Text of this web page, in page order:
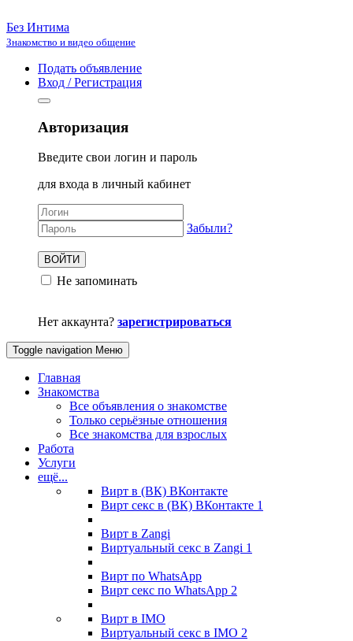
Без Интима
Знакомство и видео общение
Подать объявление
Вход / Регистрация
Авторизация
Введите свои логин и пароль
для входа в личный кабинет
Забыли?
ВОЙТИ
Не запоминать
Нет аккаунта? зарегистрироваться
Toggle navigation Меню
Главная
Знакомства
Все объявления о знакомстве
Только серьёзные отношения
Все знакомства для взрослых
Работа
Услуги
ещё...
Вирт в (ВК) ВКонтакте
Вирт секс в (ВК) ВКонтакте 1
Вирт в Zangi
Виртуальный секс в Zangi 1
Вирт по WhatsApp
Вирт секс по WhatsApp 2
Вирт в IMO
Виртуальный секс в IMO 2